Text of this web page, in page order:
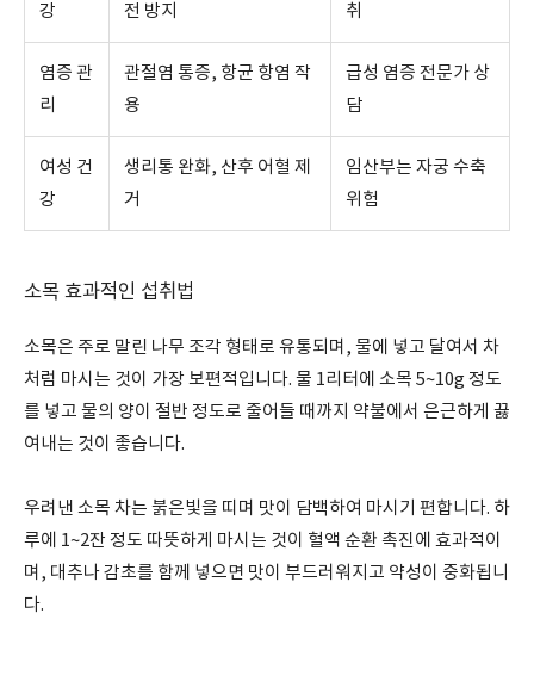
강
전 방지
취
염증 관
리
관절염 통증, 항균 항염 작
용
급성 염증 전문가 상
담
여성 건
강
생리통 완화, 산후 어혈 제
거
임산부는 자궁 수축
위험
소목 효과적인 섭취법
소목은 주로 말린 나무 조각 형태로 유통되며, 물에 넣고 달여서 차
처럼 마시는 것이 가장 보편적입니다. 물 1리터에 소목 5~10g 정도
를 넣고 물의 양이 절반 정도로 줄어들 때까지 약불에서 은근하게 끓
여내는 것이 좋습니다.
우려낸 소목 차는 붉은빛을 띠며 맛이 담백하여 마시기 편합니다. 하
루에 1~2잔 정도 따뜻하게 마시는 것이 혈액 순환 촉진에 효과적이
며, 대추나 감초를 함께 넣으면 맛이 부드러워지고 약성이 중화됩니
다.